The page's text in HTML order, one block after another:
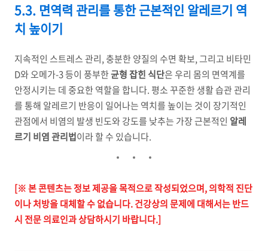
5.3. 면역력 관리를 통한 근본적인 알레르기 역
치 높이기
지속적인 스트레스 관리, 충분한 양질의 수면 확보, 그리고 비타민
D와 오메가-3 등이 풍부한균형 잡힌 식단은 우리 몸의 면역계를
안정시키는 데 중요한 역할을 합니다. 평소 꾸준한 생활 습관 관리
를 통해 알레르기 반응이 일어나는 역치를 높이는 것이 장기적인
관점에서 비염의 발생 빈도와 강도를 낮추는 가장 근본적인 알레
르기 비염 관리법이라 할 수 있습니다.
[※ 본 콘텐츠는 정보 제공을 목적으로 작성되었으며, 의학적 진단
이나 처방을 대체할 수 없습니다. 건강상의 문제에 대해서는 반드
시 전문 의료인과 상담하시기 바랍니다.]